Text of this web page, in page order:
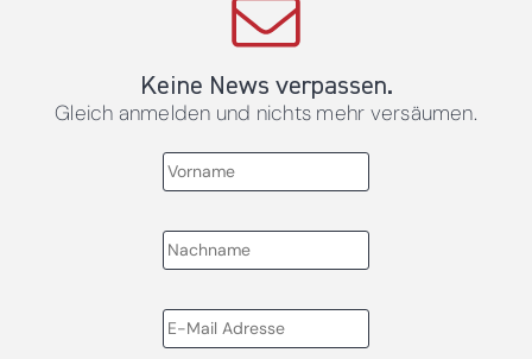
Keine News verpassen.
Gleich anmelden und nichts mehr versäumen.